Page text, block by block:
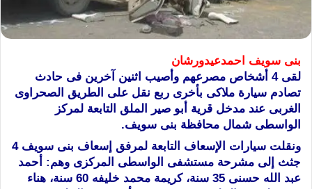
بنى سويف احمدعيدورشان
لقى 4 أشخاص مصرعهم وأصيب اثنين آخرين فى حادث
تصادم سيارة ملاكى بأخرى ربع نقل على الطريق الصحراوى
الغربى عند مدخل قرية أبو صير الملق التابعة لمركز
الواسطى شمال محافظة بنى سويف.
ونقلت سيارات الإسعاف التابعة لمرفق إسعاف بنى سويف 4
جثث إلى مشرحة مستشفى الواسطى المركزى وهم: أحمد
عبد الله حسنى 35 سنة، كريمة محمد خليفه 60 سنة، هناء